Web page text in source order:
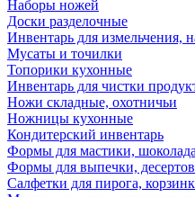
Наборы ножей
Доски разделочные
Инвентарь для измельчения,
Мусаты и точилки
Топорики кухонные
Инвентарь для чистки
Ножи складные, охотничьи
Ножницы кухонные
Кондитерский инвентарь
Формы для мастики,
Формы для выпечки, десертов
Салфетки для пирога,